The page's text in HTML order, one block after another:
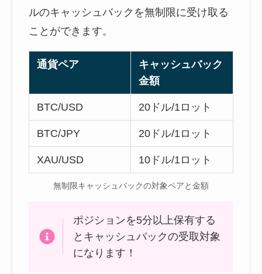
ルのキャッシュバックを無制限に受け取る
ことができます。
通貨ペア
キャッシュバック
金額
BTC/USD 20ドル/1ロット
BTC/JPY 20ドル/1ロット
XAU/USD 10ドル/1ロット
無制限キャッシュバックの対象ペアと金額
ポジションを5分以上保有する
とキャッシュバックの受取対象
になります！